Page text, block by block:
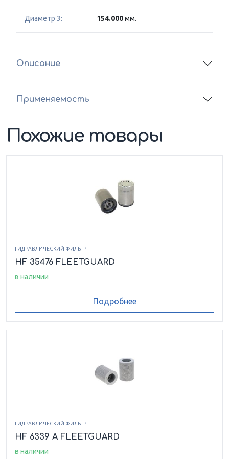
Диаметр 3: 154.000мм.
Описание
Применяемость
Похожие товары
ГИДРАВЛИЧЕСКИЙ ФИЛЬТР
HF 35476 FLEETGUARD
в наличии
Подробнее
ГИДРАВЛИЧЕСКИЙ ФИЛЬТР
HF 6339 A FLEETGUARD
в наличии